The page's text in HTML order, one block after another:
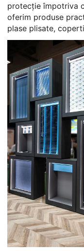
protecție împotriva
oferim produse
plase plisate,